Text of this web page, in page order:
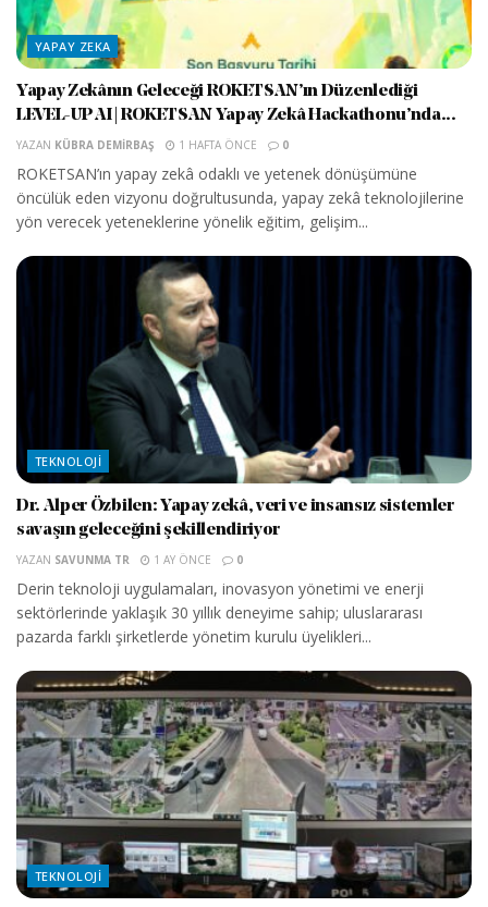
YAPAY ZEKA
Yapay Zekânın Geleceği ROKETSAN’ın Düzenlediği
LEVEL-UP AI | ROKETSAN Yapay Zekâ Hackathonu’nda...
YAZAN KÜBRA DEMIRBAŞ 1 HAFTA ÖNCE 0
ROKETSAN’ın yapay zekâ odaklı ve yetenek dönüşümüne
öncülük eden vizyonu doğrultusunda, yapay zekâ teknolojilerine
yön verecek yeteneklerine yönelik eğitim, gelişim...
TEKNOLOJI
Dr. Alper Özbilen: Yapay zekâ, veri ve insansız sistemler
savaşın geleceğini şekillendiriyor
YAZAN SAVUNMA TR 1 AY ÖNCE 0
Derin teknoloji uygulamaları, inovasyon yönetimi ve enerji
sektörlerinde yaklaşık 30 yıllık deneyime sahip; uluslararası
pazarda farklı şirketlerde yönetim kurulu üyelikleri...
TEKNOLOJI